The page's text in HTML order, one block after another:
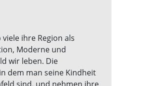
ihre Region als
Moderne und
wir leben. Die
dem man seine Kindheit
sind, und nehmen ihre